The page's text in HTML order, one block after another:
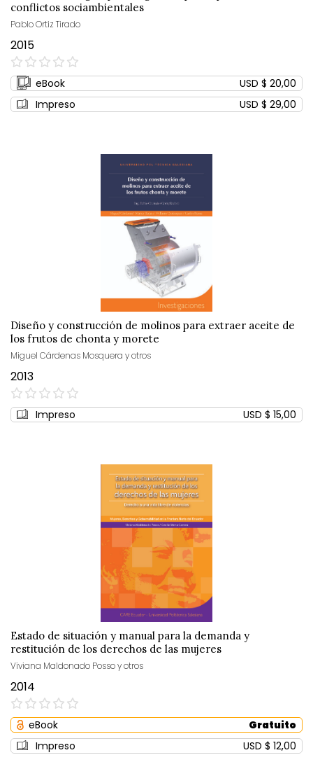
conflictos sociambientales
Pablo Ortiz Tirado
2015
0%
eBook
USD $ 20,00
Impreso
USD $ 29,00
Diseño y construcción de molinos para extraer aceite de
los frutos de chonta y morete
Miguel Cárdenas Mosquera y otros
2013
0%
Impreso USD $ 15,00
Estado de situación y manual para la demanda y
restitución de los derechos de las mujeres
Viviana Maldonado Posso y otros
2014
0%
eBook
Gratuito
Impreso
USD $ 12,00